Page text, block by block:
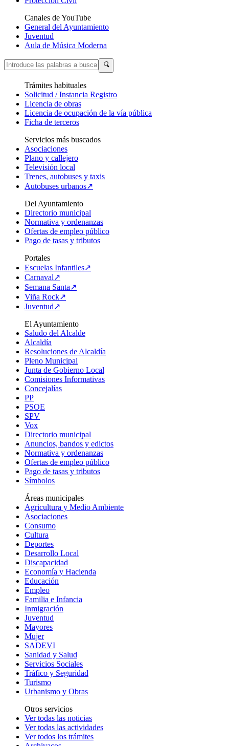
Canales de YouTube
General del Ayuntamiento
Juventud
Aula de Música Moderna
🔍
Trámites habituales
Solicitud / Instancia Registro
Licencia de obras
Licencia de ocupación de la vía pública
Ficha de terceros
Servicios más buscados
Asociaciones
Plano y callejero
Televisión local
Trenes, autobuses y taxis
Autobuses urbanos↗
Del Ayuntamiento
Directorio municipal
Normativa y ordenanzas
Ofertas de empleo público
Pago de tasas y tributos
Portales
Escuelas Infantiles↗
Carnaval↗
Semana Santa↗
Viña Rock↗
Juventud↗
El Ayuntamiento
Saludo del Alcalde
Alcaldía
Resoluciones de Alcaldía
Pleno Municipal
Junta de Gobierno Local
Comisiones Informativas
Concejalías
PP
PSOE
SPV
Vox
Directorio municipal
Anuncios, bandos y edictos
Normativa y ordenanzas
Ofertas de empleo público
Pago de tasas y tributos
Símbolos
Áreas municipales
Agricultura y Medio Ambiente
Asociaciones
Consumo
Cultura
Deportes
Desarrollo Local
Discapacidad
Economía y Hacienda
Educación
Empleo
Familia e Infancia
Inmigración
Juventud
Mayores
Mujer
SADEVI
Sanidad y Salud
Servicios Sociales
Tráfico y Seguridad
Turismo
Urbanismo y Obras
Otros servicios
Ver todas las noticias
Ver todas las actividades
Ver todos los trámites